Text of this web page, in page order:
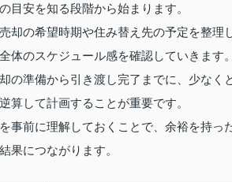
目安を知る段階から始まります。
却の希望時期や住み替え先の予定を整
体のスケジュール感を確認していきます。
の準備から引き渡し完了までに、少な
算して計画することが重要です。
事前に理解しておくことで、余裕を持
果につながります。